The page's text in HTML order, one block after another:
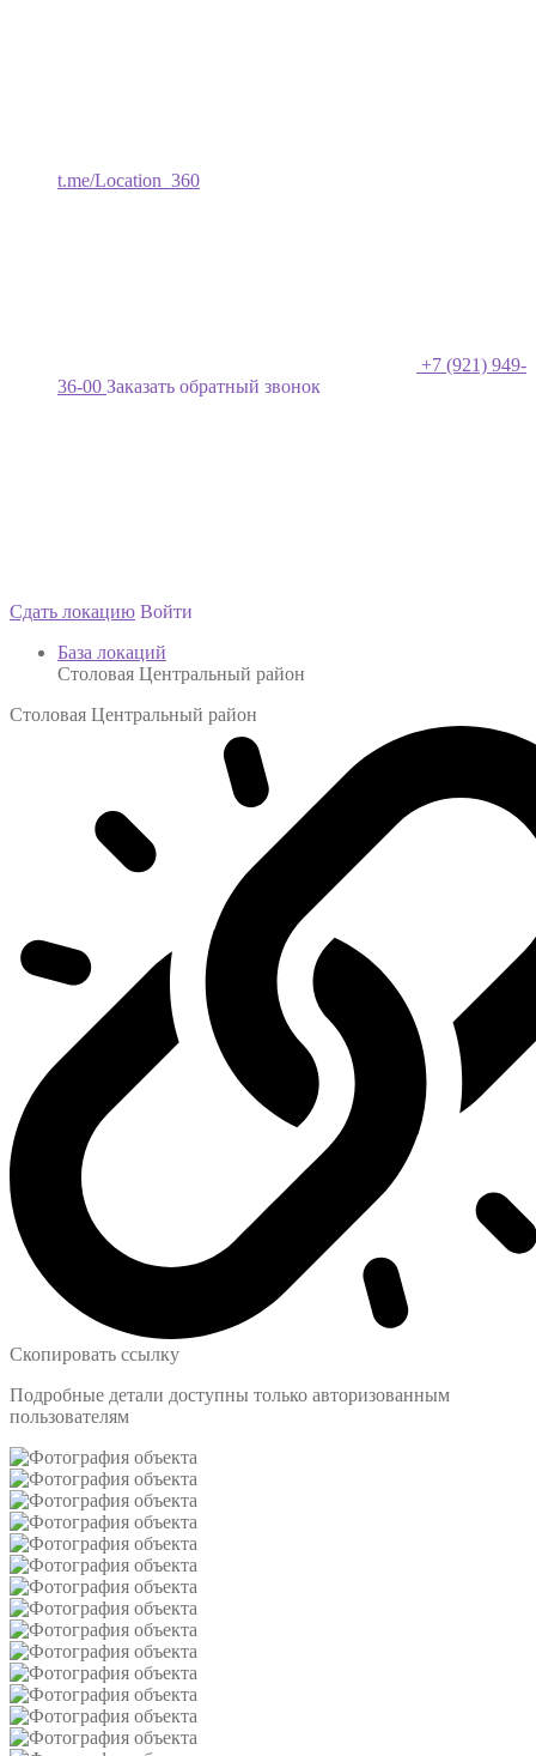
t.me/Location_360
+7 (921) 949-
36-00 Заказать обратный звонок
Сдать локацию Войти
База локаций
Столовая Центральный район
Столовая Центральный район
Скопировать ссылку
Подробные детали доступны только авторизованным
пользователям